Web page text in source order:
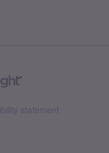
statement